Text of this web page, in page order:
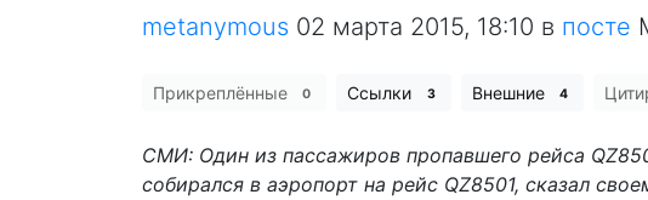
metanymous 02 марта 2015, 18:10 в посте
Прикреплённые 0 Ссылки 3 Внешние 4
СМИ: Один из пассажиров пропавшего рейса
собирался в аэропорт на рейс QZ8501, сказал